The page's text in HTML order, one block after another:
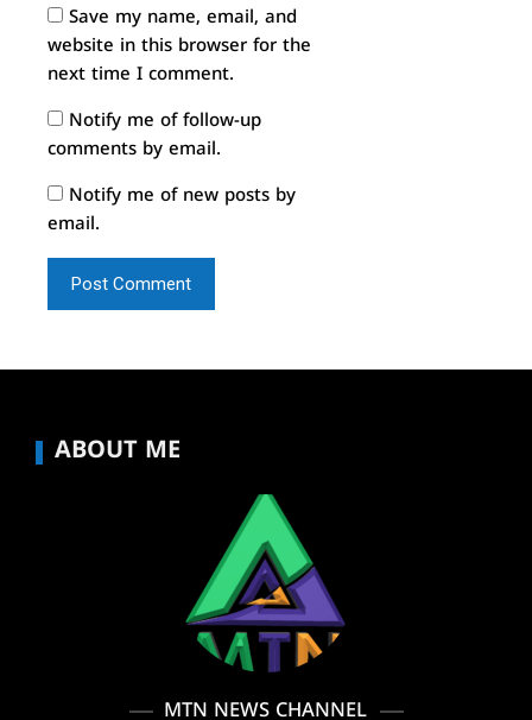
Save my name, email, and
website in this browser for the
next time I comment.
Notify me of follow-up
comments by email.
Notify me of new posts by
email.
ABOUT ME
MTN NEWS CHANNEL